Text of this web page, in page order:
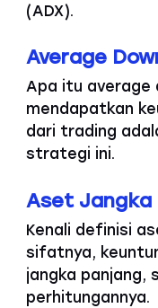
(ADX).
Average
Apa itu average
mendapatkan
dari trading
strategi ini.
Aset Jangka
Kenali definisi
sifatnya,
jangka
perhitungannya.